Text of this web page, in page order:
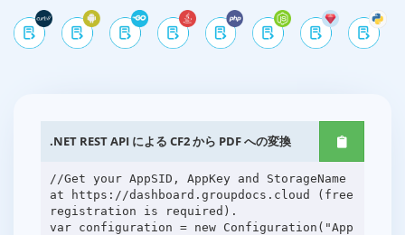
.NET REST API による CF2 から PDF への変換
//Get your AppSID, AppKey and StorageName
at https://dashboard.groupdocs.cloud (free
registration is required).
var configuration = new Configuration("App